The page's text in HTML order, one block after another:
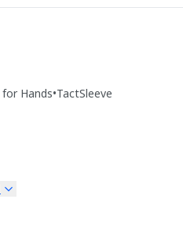
Hands•TactSleeve